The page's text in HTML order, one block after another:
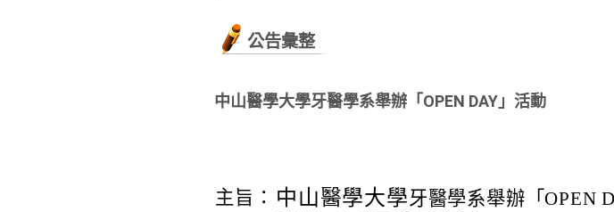
公告彙整
中山醫學大學牙醫學系舉辦「OPEN DAY」活動
主旨： 中山醫學大學牙醫學系舉辦「OPEN